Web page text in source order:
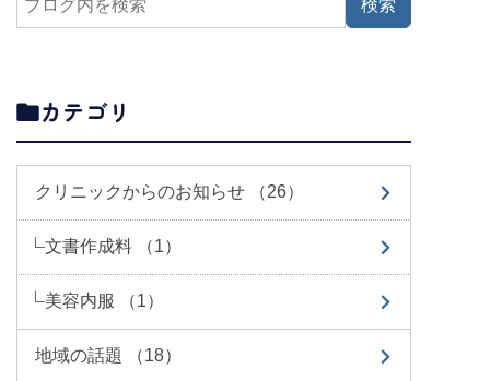
カテゴリ
クリニックからのお知らせ （26）
文書作成料 （1）
美容内服 （1）
地域の話題 （18）